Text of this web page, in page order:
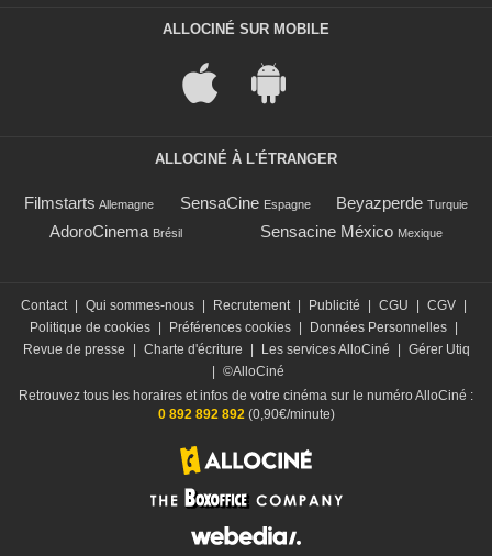
ALLOCINÉ SUR MOBILE
ALLOCINÉ À L'ÉTRANGER
Filmstarts Allemagne SensaCine Espagne Beyazperde Turquie
AdoroCinema Brésil Sensacine México Mexique
Contact Qui sommes-nous Recrutement Publicité CGU CGV
Politique de cookies
Préférences cookies Données Personnelles
Revue de presse
Charte d'écriture Les services AlloCiné
Gérer Utiq
©AlloCiné
Retrouvez tous les horaires et infos de votre cinéma sur le numéro AlloCiné :
0 892 892 892(0,90€/minute)